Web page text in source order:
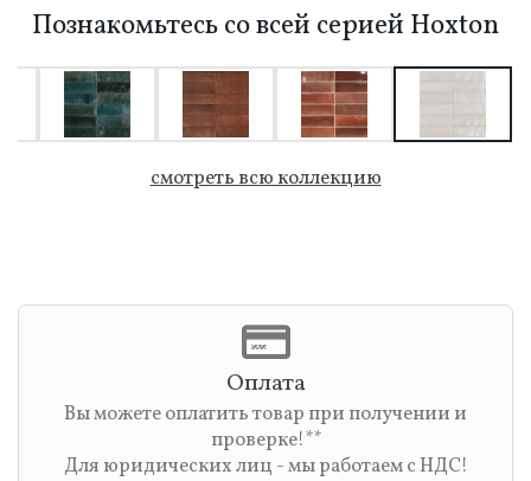
Познакомьтесь со всей серией Hoxton
смотреть всю коллекцию
Оплата
Вы можете оплатить товар при получении и
проверке!**
Для юридических лиц - мы работаем с НДС!